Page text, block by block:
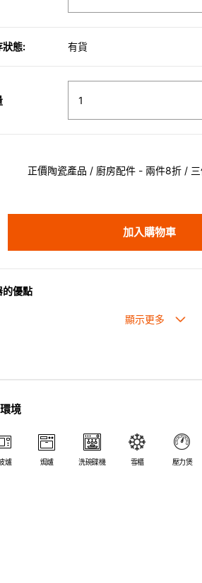
狀態: 有貨
正價陶瓷產品 / 廚房配件 - 兩件8折 /
加入購物車
的優點
熱性極佳，適用於微波爐，也可放入焗爐，
經常使用亦不會容易吸取食物氣味。
直接用於熱源上
境
爐 焗爐 洗碗碟機 雪櫃 壓力煲